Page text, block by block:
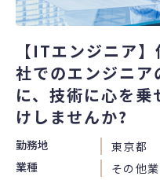
【ITエンジニア
社でのエンジニ
に、技術に心を
けしませんか?
勤務地
東京都
業種
その他